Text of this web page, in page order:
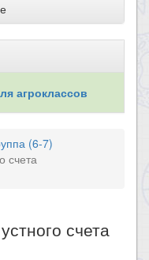
агроклассов
(6-7)
счета
счета